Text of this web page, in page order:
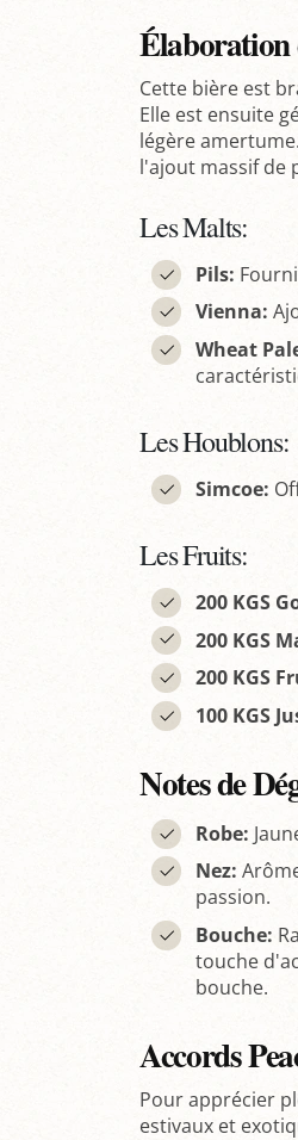
Élaboration
Cette bière est
Elle est ensuite
légère
l'ajout massif de
Les Malts:
Pils:
Vienna:
Wheat
Les Houblons:
Simcoe:
Les Fruits:
200 KGS
200 KGS
200 KGS
100 KGS
Notes de
Robe:
Nez:
passion.
Bouche:
touche
bouche.
Accords
Pour apprécier
estivaux et